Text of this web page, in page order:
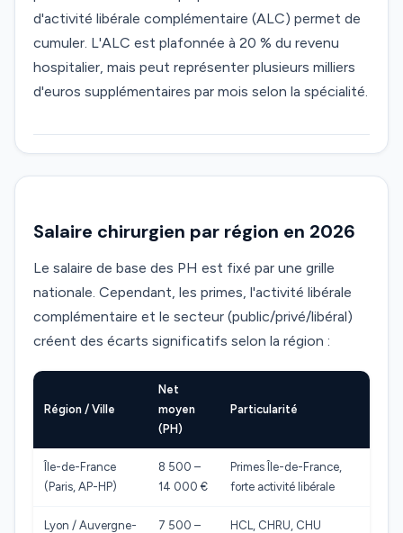
d'activité libérale complémentaire (ALC) permet de
cumuler. L'ALC est plafonnée à 20 % du revenu
hospitalier, mais peut représenter plusieurs milliers
d'euros supplémentaires par mois selon la spécialité.
Salaire chirurgien par région en 2026
Le salaire de base des PH est fixé par une grille
nationale. Cependant, les primes, l'activité libérale
complémentaire et le secteur (public/privé/libéral)
créent des écarts significatifs selon la région :
Région / Ville
Net
moyen
(PH)
Particularité
Île-de-France
(Paris, AP-HP)
8 500 –
14 000 €
Primes Île-de-France,
forte activité libérale
Lyon / Auvergne-
7 500 –
HCL, CHRU, CHU